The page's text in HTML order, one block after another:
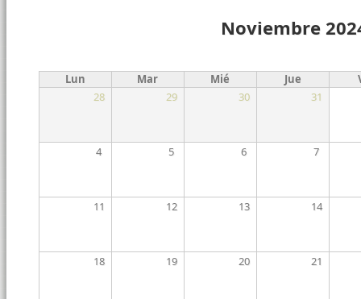
Noviembre
Lun Mar Mié Jue
28
29 30 31
4 5 6 7
11 12 13 14
18 19 20 21